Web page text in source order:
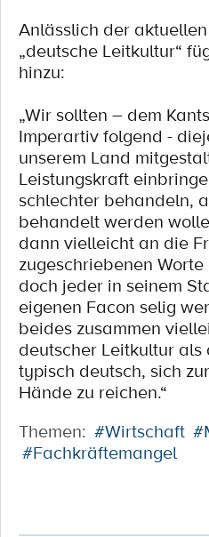
Anlässlich der
„deutsche Leitkultur“
hinzu:
„Wir sollten – dem
Imperartiv folgend -
unserem Land
Leistungskraft
schlechter behandeln,
behandelt werden
dann vielleicht an die
zugeschriebenen
doch jeder in seinem
eigenen Facon selig
beides zusammen
deutscher Leitkultur
typisch deutsch, sich
Hände zu reichen.“
Themen: #Wirtschaft
#Fachkräftemangel